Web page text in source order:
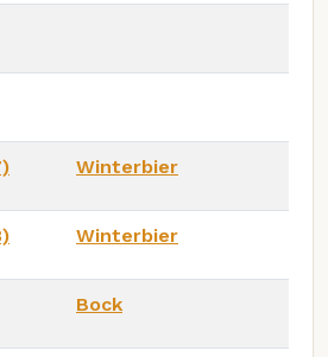
Winterbier
Winterbier
Bock